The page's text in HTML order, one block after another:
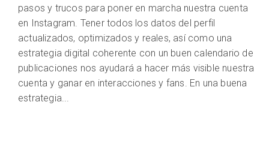
pasos y trucos para poner en marcha nuestra cuenta
en Instagram. Tener todos los datos del perfil
actualizados, optimizados y reales, así como una
estrategia digital coherente con un buen calendario de
publicaciones nos ayudará a hacer más visible nuestra
cuenta y ganar en interacciones y fans. En una buena
estrategia...